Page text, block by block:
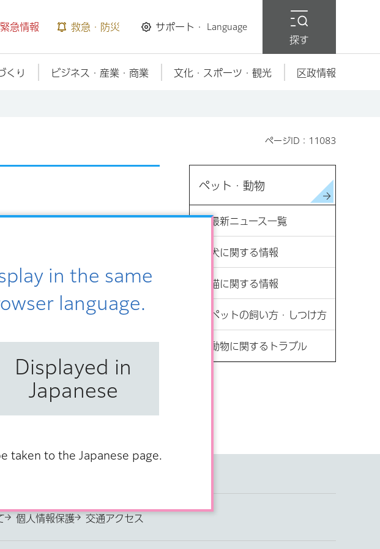
in the same
language.
Displayed in
Japanese
taken to the Japanese page.
緊急情報 救急・防災 サポート・ Language
探す
くり ビジネス・産業・商業 文化・スポーツ・観光 区政情報
ページID：11083
ペット・動物
最新ニュース一覧
犬に関する情報
猫に関する情報
ペットの飼い方・しつけ方
動物に関するトラブル
個人情報保護 交通アクセス